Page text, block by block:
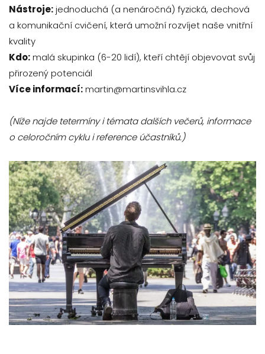
Nástroje:jednoduchá (a nenáročná) fyzická, dechová
a komunikační cvičení, která umožní rozvíjet naše vnitřní
kvality
Kdo:malá skupinka (6-20 lidí), kteří chtějí objevovat svůj
přirozený potenciál
Více informací:martin@martinsvihla.cz
(Níže najde tetermíny i témata dalších večerů, informace
o celoročním cyklu i reference účastníků.)